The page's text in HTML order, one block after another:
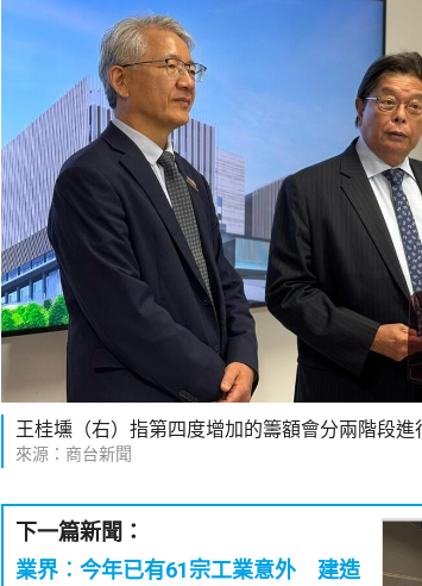
王桂壎（右）指第四度增加的籌額會分兩階段
來源：商台新聞
下一篇新聞：
業界︰今年已有61宗工業意外 建造